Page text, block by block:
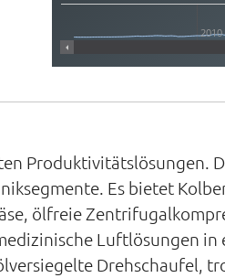
2010
Produktivitätslösungen.
Es bietet
ölfreie
Luftlösungen
Drehschaufel,